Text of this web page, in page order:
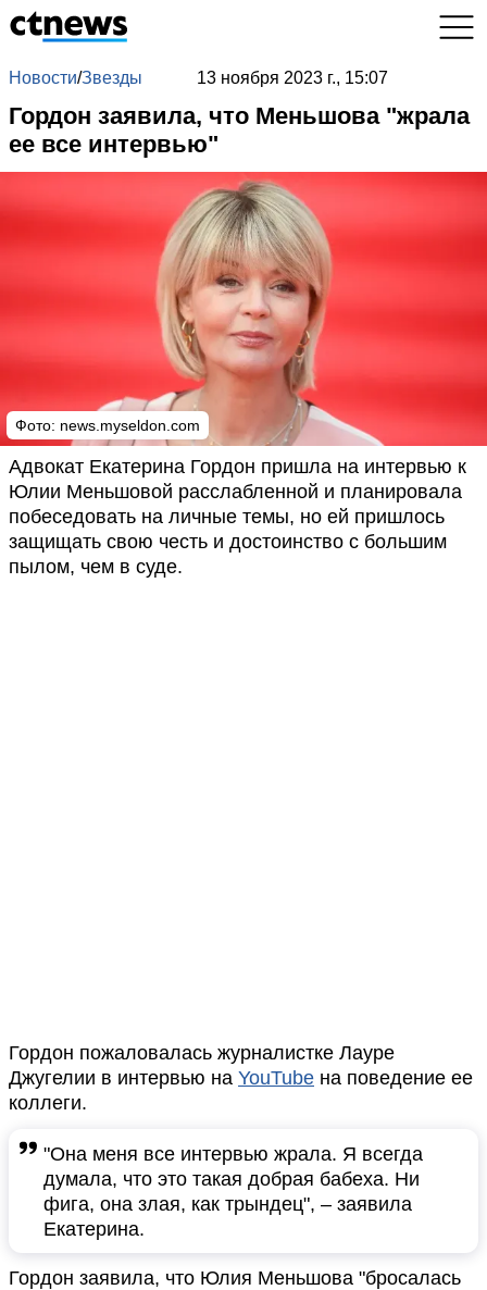
Новости/Звезды 13 ноября 2023 г., 15:07
Гордон заявила, что Меньшова "жрала
ее все интервью"
Фото: news.myseldon.com
Адвокат Екатерина Гордон пришла на интервью к
Юлии Меньшовой расслабленной и планировала
побеседовать на личные темы, но ей пришлось
защищать свою честь и достоинство с большим
пылом, чем в суде.
Гордон пожаловалась журналистке Лауре
Джугелии в интервью на YouTube на поведение ее
коллеги.
"Она меня все интервью жрала. Я всегда
думала, что это такая добрая бабеха. Ни
фига, она злая, как трындец", – заявила
Екатерина.
Гордон заявила, что Юлия Меньшова "бросалась